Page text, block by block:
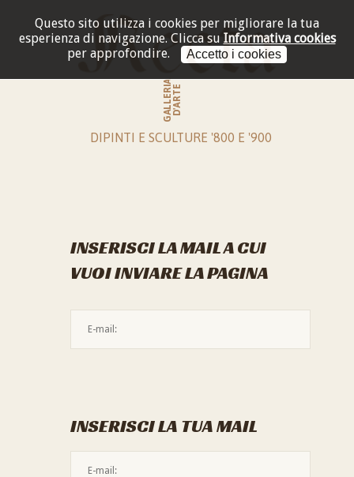
Questo sito utilizza i cookies per migliorare la tua
esperienza di navigazione. Clicca su Informativa cookies
per approfondire.
Accetto i cookies
GALLERIAD'ARTE
DIPINTI E SCULTURE '800 E '900
INSERISCI LA MAIL A CUI
VUOI INVIARE LA PAGINA
INSERISCI LA TUA MAIL